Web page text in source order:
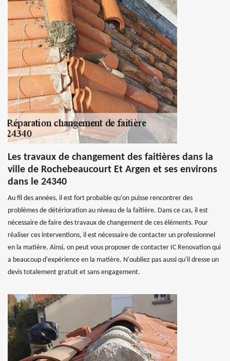
Les travaux de changement des faitières dans la
ville de Rochebeaucourt Et Argen et ses environs
dans le 24340
Au fil des années, il est fort probable qu'on puisse rencontrer des
problèmes de détérioration au niveau de la faîtière. Dans ce cas, il est
nécessaire de faire des travaux de changement de ces éléments. Pour
réaliser ces interventions, il est nécessaire de contacter un professionnel
en la matière. Ainsi, on peut vous proposer de contacter IC Renovation qui
a beaucoup d'expérience en la matière. N'oubliez pas aussi qu'il dresse un
devis totalement gratuit et sans engagement.